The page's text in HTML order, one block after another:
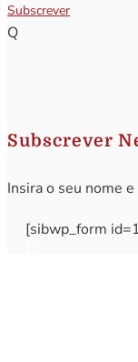
Subscrever
Q
Subscrever
Insira o seu nome
[sibwp_form